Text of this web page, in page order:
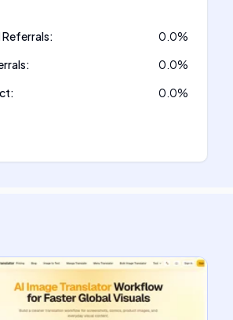
Referrals: 0.0%
: 0.0%
: 0.0%